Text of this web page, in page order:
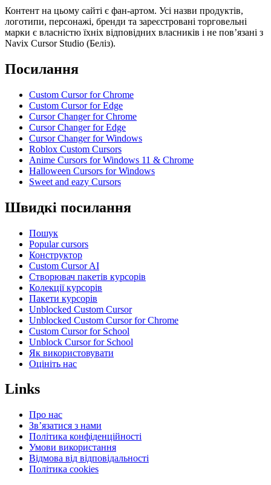
Контент на цьому сайті є фан-артом. Усі назви продуктів,
логотипи, персонажі, бренди та зареєстровані торговельні
марки є власністю їхніх відповідних власників і не пов’язані з
Navix Cursor Studio (Беліз).
Посилання
Custom Cursor for Chrome
Custom Cursor for Edge
Cursor Changer for Chrome
Cursor Changer for Edge
Cursor Changer for Windows
Roblox Custom Cursors
Anime Cursors for Windows 11 & Chrome
Halloween Cursors for Windows
Sweet and eazy Cursors
Швидкі посилання
Пошук
Popular cursors
Конструктор
Custom Cursor AI
Створювач пакетів курсорів
Колекції курсорів
Пакети курсорів
Unblocked Custom Cursor
Unblocked Custom Cursor for Chrome
Custom Cursor for School
Unblock Cursor for School
Як використовувати
Оцініть нас
Links
Про нас
Зв’язатися з нами
Політика конфіденційності
Умови використання
Відмова від відповідальності
Політика cookies